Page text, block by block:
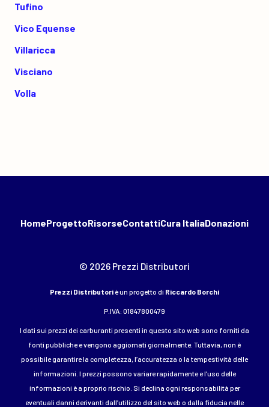
Tufino
Vico Equense
Villaricca
Visciano
Volla
HomeProgettoRisorseContattiCura ItaliaDonazioni
© 2026 Prezzi Distributori
Prezzi Distributori è un progetto di Riccardo Borchi
P.IVA: 01847800479
I dati sui prezzi dei carburanti presenti in questo sito web sono forniti da
fonti pubbliche e vengono aggiornati giornalmente. Tuttavia, non è
possibile garantire la completezza, l’accuratezza o la tempestività delle
informazioni. I prezzi possono variare rapidamente e l’uso delle
informazioni è a proprio rischio. Si declina ogni responsabilità per
eventuali danni derivanti dall’utilizzo del sito web o dalla fiducia nelle